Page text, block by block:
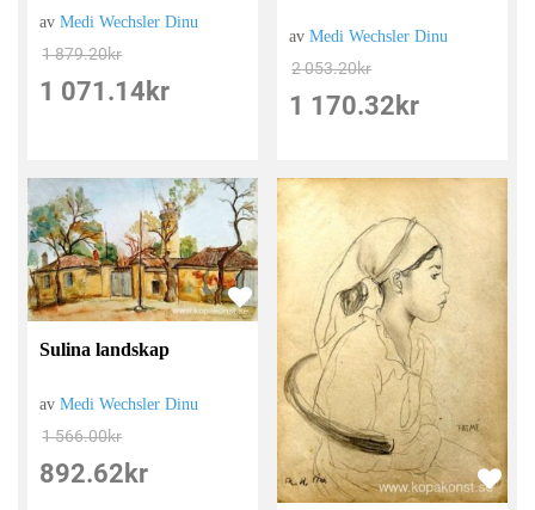
avMedi Wechsler Dinu
1 879.20kr
1 071.14 kr
avMedi Wechsler Dinu
2 053.20kr
1 170.32 kr
Sulina landskap
avMedi Wechsler Dinu
1 566.00kr
892.62 kr